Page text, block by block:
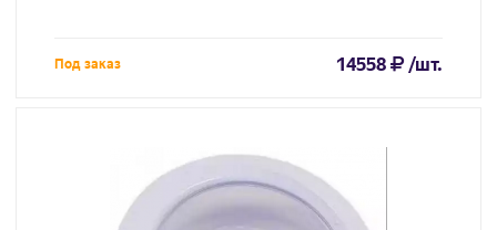
Под заказ 14558 /шт.